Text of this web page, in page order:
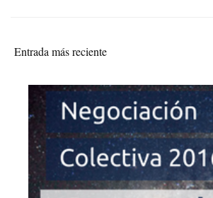
Entrada más reciente